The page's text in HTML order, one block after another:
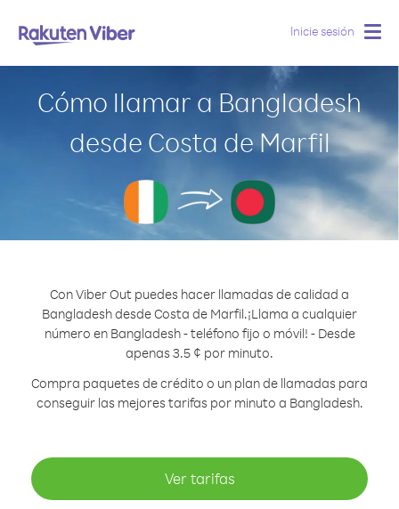
Inicie sesión
Cómo llamar a Bangladesh
desde Costa de Marfil
Con Viber Out puedes hacer llamadas de calidad a
Bangladesh desde Costa de Marfil.¡Llama a cualquier
número en Bangladesh - teléfono fijo o móvil! - Desde
apenas 3.5 ¢ por minuto.
Compra paquetes de crédito o un plan de llamadas para
conseguir las mejores tarifas por minuto a Bangladesh.
Ver tarifas